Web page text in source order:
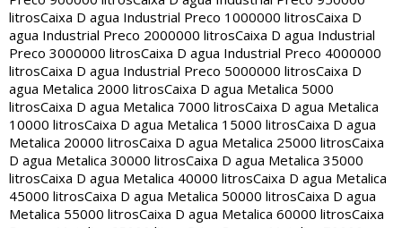
litrosCaixa D agua Industrial Preco 1000000 litrosCaixa D
agua Industrial Preco 2000000 litrosCaixa D agua Industrial
Preco 3000000 litrosCaixa D agua Industrial Preco 4000000
litrosCaixa D agua Industrial Preco 5000000 litrosCaixa D
agua Metalica 2000 litrosCaixa D agua Metalica 5000
litrosCaixa D agua Metalica 7000 litrosCaixa D agua Metalica
10000 litrosCaixa D agua Metalica 15000 litrosCaixa D agua
Metalica 20000 litrosCaixa D agua Metalica 25000 litrosCaixa
D agua Metalica 30000 litrosCaixa D agua Metalica 35000
litrosCaixa D agua Metalica 40000 litrosCaixa D agua Metalica
45000 litrosCaixa D agua Metalica 50000 litrosCaixa D agua
Metalica 55000 litrosCaixa D agua Metalica 60000 litrosCaixa